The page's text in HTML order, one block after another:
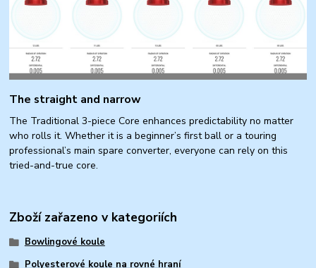
The straight and narrow
The Traditional 3-piece Core enhances predictability no matter
who rolls it. Whether it is a beginner’s first ball or a touring
professional’s main spare converter, everyone can rely on this
tried-and-true core.
Zboží zařazeno v kategoriích
Bowlingové koule
Polyesterové koule na rovné hraní